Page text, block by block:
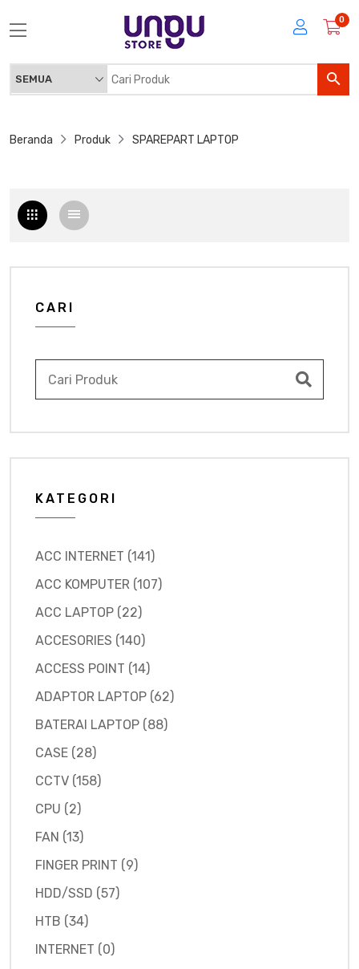
0
Beranda Produk SPAREPART LAPTOP
CARI
KATEGORI
ACC INTERNET (141)
ACC KOMPUTER (107)
ACC LAPTOP (22)
ACCESORIES (140)
ACCESS POINT (14)
ADAPTOR LAPTOP (62)
BATERAI LAPTOP (88)
CASE (28)
CCTV (158)
CPU (2)
FAN (13)
FINGER PRINT (9)
HDD/SSD (57)
HTB (34)
INTERNET (0)